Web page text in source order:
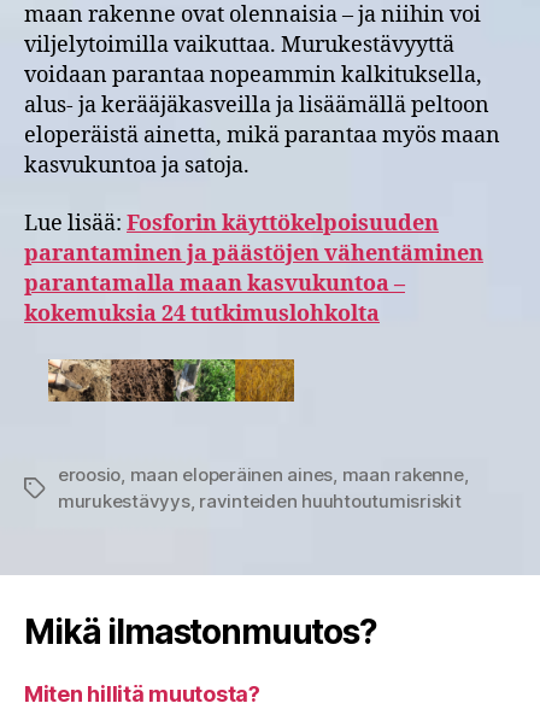
maan rakenne ovat olennaisia – ja niihin voi
viljelytoimilla vaikuttaa. Murukestävyyttä
voidaan parantaa nopeammin kalkituksella,
alus- ja kerääjäkasveilla ja lisäämällä peltoon
eloperäistä ainetta, mikä parantaa myös maan
kasvukuntoa ja satoja.
Lue lisää: Fosforin käyttökelpoisuuden
parantaminen ja päästöjen vähentäminen
parantamalla maan kasvukuntoa –
kokemuksia 24 tutkimuslohkolta
Avainsanat
eroosio, maan eloperäinen aines, maan rakenne,
murukestävyys, ravinteiden huuhtoutumisriskit
Mikä ilmastonmuutos?
Miten hillitä muutosta?